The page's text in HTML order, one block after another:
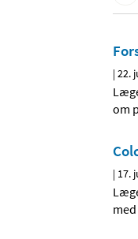
|22.
om
| 17.